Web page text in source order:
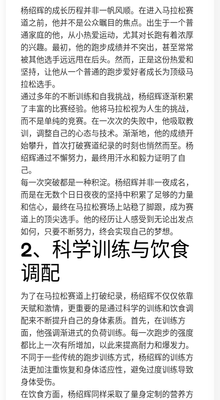
杨绍辉的成长历程并非一帆风顺。在进入马拉松赛
道之前，他并不是公众瞩目的焦点。出生于一个普
通家庭的他，从小热爱运动，尤其对长跑有着浓厚
的兴趣。最初，他的跑步成绩并不突出，甚至常常
被其他选手远远甩在后头。然而，正是这份热爱和
坚持，让他从一个普通的跑步爱好者成长为顶级马
拉松选手。
通过多年的不断训练和自我挑战，杨绍辉逐渐积累
了丰富的比赛经验。他将马拉松视为人生的挑战，
而不是单纯的竞赛。在一次次的失败中，他吸取教
训，调整自己的心态与技术。渐渐地，他的成绩开
始攀升，首次打破赛道纪录的时刻也悄然而至。杨
绍辉通过不懈努力，最终用汗水和毅力证明了自
己。
每一次突破都是一种积淀。杨绍辉并非一夜成名，
而是在无数个日日夜夜的坚持中积累了足够的力量
和信心，最终在马拉松赛场上站稳了脚跟，成为赛
道上的顶尖选手。他的经历让人感受到无论出发点
如何，只要不断努力，终会实现自己的梦想。
2、科学训练与饮食
调配
为了在马拉松赛道上打破纪录，杨绍辉不仅仅依靠
天赋和激情，更重要的是通过科学的训练和饮食调
配来不断提升自己的身体素质。首先，在训练方
面，他强调渐进式的负荷训练。每一次跑步的强度
都比上一次有所增加，以此来提高耐力和爆发力。
不同于一些传统的跑步训练方式，杨绍辉的训练方
法更加注重恢复和身体适应性，避免过度训练导致
身体受伤。
在饮食方面，杨绍辉同样采取了量身定制的营养方